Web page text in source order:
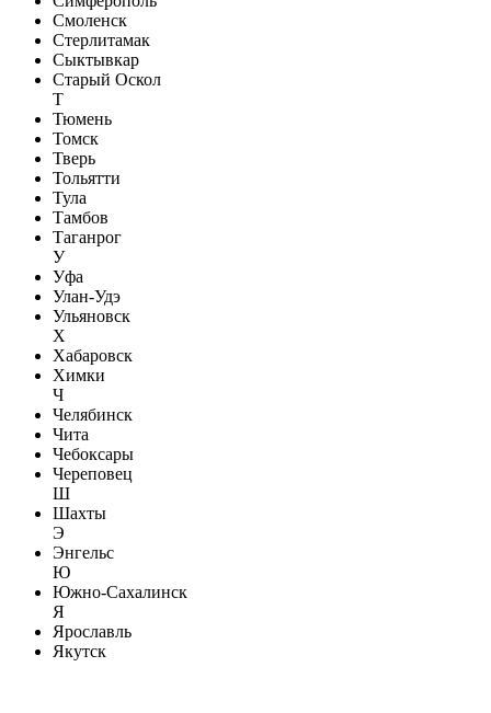
Смоленск
Стерлитамак
Сыктывкар
Старый Оскол
Т
Тюмень
Томск
Тверь
Тольятти
Тула
Тамбов
Таганрог
У
Уфа
Улан-Удэ
Ульяновск
Х
Хабаровск
Химки
Ч
Челябинск
Чита
Чебоксары
Череповец
Ш
Шахты
Э
Энгельс
Ю
Южно-Сахалинск
Я
Ярославль
Якутск